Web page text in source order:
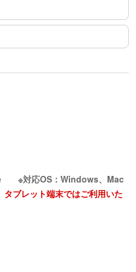
※対応OS：Windows、Mac
ブレット端末ではご利用いた